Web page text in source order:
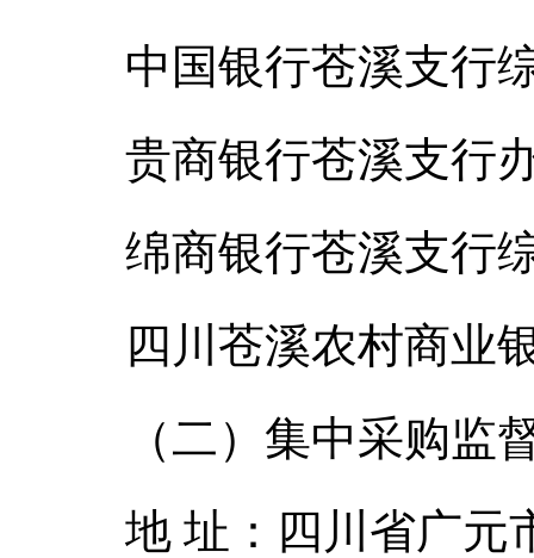
中国银行苍溪支行
贵商银行苍溪支行
绵商银行苍溪支行
四川苍溪农村商业
（二）集中采购监
地 址：四川省广元